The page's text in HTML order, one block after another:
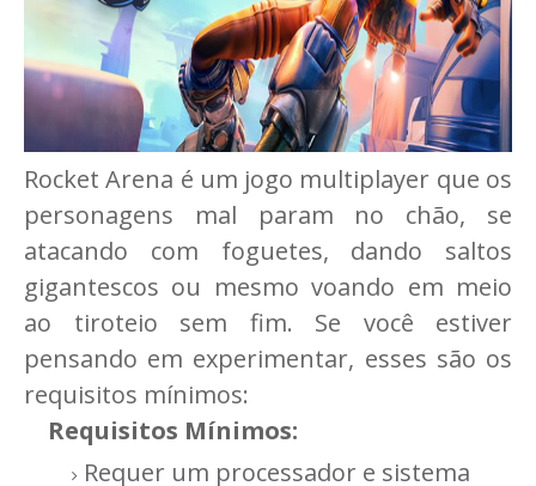
Rocket Arena é um jogo multiplayer que os
personagens mal param no chão, se
atacando com foguetes, dando saltos
gigantescos ou mesmo voando em meio
ao tiroteio sem fim. Se você estiver
pensando em experimentar, esses são os
requisitos mínimos:
Requisitos Mínimos:
Requer um processador e sistema